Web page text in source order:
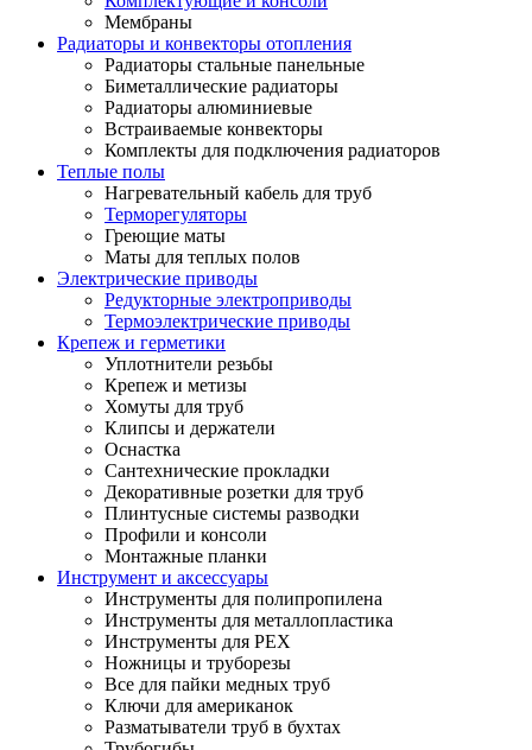
Мембраны
Радиаторы и конвекторы отопления
Радиаторы стальные панельные
Биметаллические радиаторы
Радиаторы алюминиевые
Встраиваемые конвекторы
Комплекты для подключения радиаторов
Теплые полы
Нагревательный кабель для труб
Терморегуляторы
Греющие маты
Маты для теплых полов
Электрические приводы
Редукторные электроприводы
Термоэлектрические приводы
Крепеж и герметики
Уплотнители резьбы
Крепеж и метизы
Хомуты для труб
Клипсы и держатели
Оснастка
Сантехнические прокладки
Декоративные розетки для труб
Плинтусные системы разводки
Профили и консоли
Монтажные планки
Инструмент и аксессуары
Инструменты для полипропилена
Инструменты для металлопластика
Инструменты для PEX
Ножницы и труборезы
Все для пайки медных труб
Ключи для американок
Разматыватели труб в бухтах